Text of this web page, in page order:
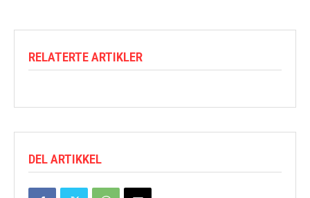
RELATERTE ARTIKLER
DEL ARTIKKEL